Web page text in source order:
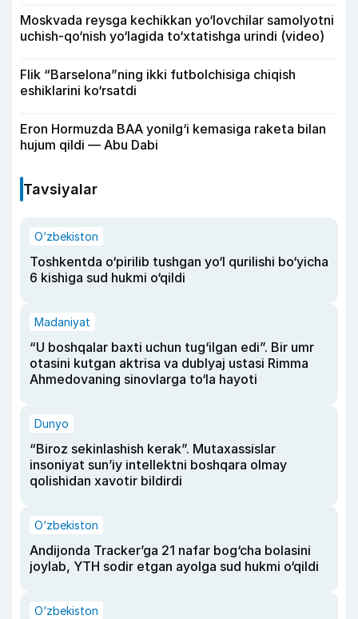
Moskvada reysga kechikkan yo‘lovchilar samolyotni
uchish-qo‘nish yo‘lagida to‘xtatishga urindi (video)
Flik “Barselona”ning ikki futbolchisiga chiqish
eshiklarini ko‘rsatdi
Eron Hormuzda BAA yonilg‘i kemasiga raketa bilan
hujum qildi — Abu Dabi
Tavsiyalar
O‘zbekiston
Toshkentda o‘pirilib tushgan yo‘l qurilishi bo‘yicha
6 kishiga sud hukmi o‘qildi
Madaniyat
“U boshqalar baxti uchun tug‘ilgan edi”. Bir umr
otasini kutgan aktrisa va dublyaj ustasi Rimma
Ahmedovaning sinovlarga to‘la hayoti
Dunyo
“Biroz sekinlashish kerak”. Mutaxassislar
insoniyat sun’iy intellektni boshqara olmay
qolishidan xavotir bildirdi
O‘zbekiston
Andijonda Tracker’ga 21 nafar bog‘cha bolasini
joylab, YTH sodir etgan ayolga sud hukmi o‘qildi
O‘zbekiston